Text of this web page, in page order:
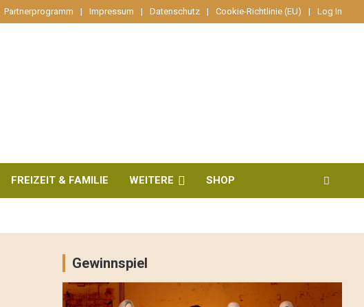
Partnerprogramm Impressum Datenschutz Cookie-Richtlinie (EU) Log In
FREIZEIT & FAMILIE WEITERE SHOP
Gewinnspiel